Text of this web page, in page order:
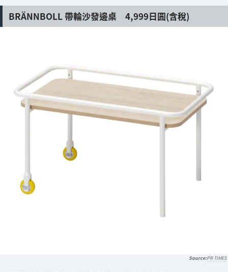
BRÄNNBOLL 帶輪沙發邊桌 4,999日圓(含稅)
PR TIMES